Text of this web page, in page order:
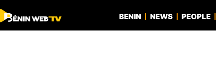
BENIN NEWS PEOPLE